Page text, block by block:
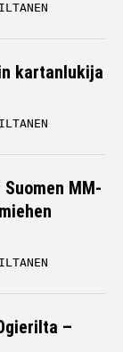
kartanlukija
MM-
–